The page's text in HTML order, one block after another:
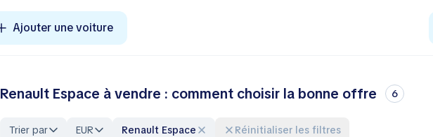
Ajouter une voiture
Renault Espace à vendre : comment choisir la bonne offre 6
Trier par EUR Renault Espace Réinitialiser les filtres